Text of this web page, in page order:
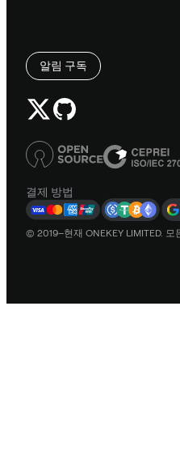
알림 구독
결제 방법
© 2019–현재 ONEKEY LIMITED. 모